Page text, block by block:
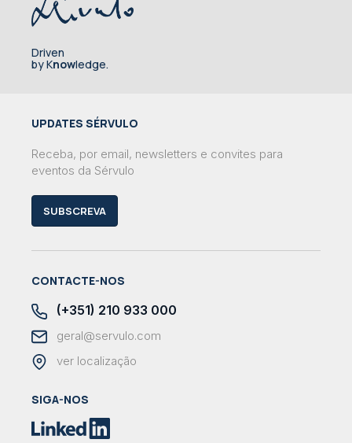
Driven
by Knowledge.
UPDATES SÉRVULO
Receba, por email, newsletters e convites para
eventos da Sérvulo
SUBSCREVA
CONTACTE-NOS
(+351) 210 933 000
geral@servulo.com
ver localização
SIGA-NOS